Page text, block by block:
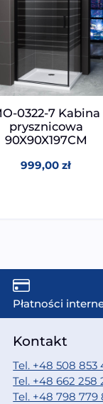
0322-7 Kabina
prysznicowa
90X90X197CM
999,00 zł
Płatności
Kontakt
Tel. +48 508 853
Tel. +48 662 258
Tel. +48 798 779